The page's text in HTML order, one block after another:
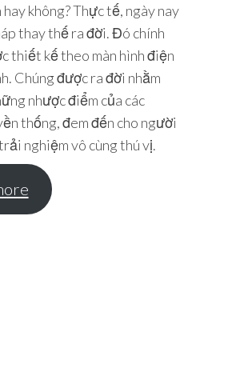
không? Thực tế, ngày nay
thay thế ra đời. Đó chính
thiết kế theo màn hình điện
Chúng được ra đời nhằm
nhược điểm của các
thống, đem đến cho người
nghiệm vô cùng thú vị.